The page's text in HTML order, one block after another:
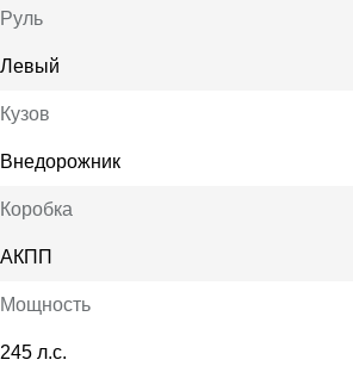
Руль
Левый
Кузов
Внедорожник
Коробка
АКПП
Мощность
245 л.с.